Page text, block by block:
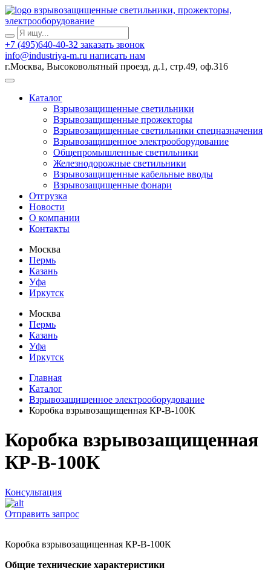
взрывозащищенные светильники, прожекторы,
электрооборудование
+7 (495)640-40-32 заказать звонок
info@industriya-m.ru написать нам
г.Москва, Высоковольтный проезд, д.1, стр.49, оф.316
Каталог
Взрывозащищенные светильники
Взрывозащищенные прожекторы
Взрывозащищенные светильники спецназначения
Взрывозащищенное электрооборудование
Общепромышленные светильники
Железнодорожные светильники
Взрывозащищенные кабельные вводы
Взрывозащищенные фонари
Отгрузка
Новости
О компании
Контакты
Москва
Пермь
Казань
Уфа
Иркутск
Москва
Пермь
Казань
Уфа
Иркутск
Главная
Каталог
Взрывозащищенное электрооборудование
Коробка взрывозащищенная КР-В-100К
Коробка взрывозащищенная
КР-В-100К
Консультация
Отправить запрос
Коробка взрывозащищенная КР-В-100К
Общие технические характеристики